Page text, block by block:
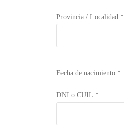
Provincia / Localidad *
Fecha de nacimiento *
DNI o CUIL *